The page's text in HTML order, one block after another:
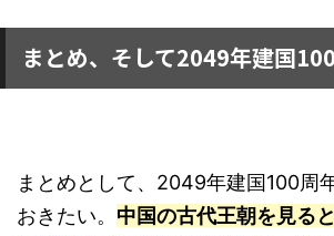
まとめ、そして2049年建国
まとめとして、2049年建国100周
おきたい。 中国の古代王朝を見る